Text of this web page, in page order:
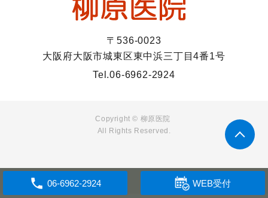
WEB受付
〒536-0023
大阪府大阪市城東区東中浜三丁目4番1号
Tel.06-6962-2924
Copyright © 柳原医院
All Rights Reserved.